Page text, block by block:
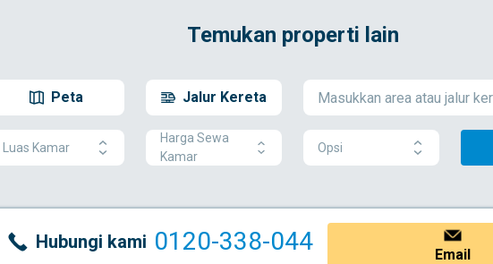
Temukan properti lain
Peta Jalur Kereta
Luas Kamar
Harga Sewa
Kamar
Opsi
Hubungi kami 0120-338-044 Email